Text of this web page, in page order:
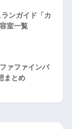
ランガイド「カ
容室一覧
ァファインバ
まとめ